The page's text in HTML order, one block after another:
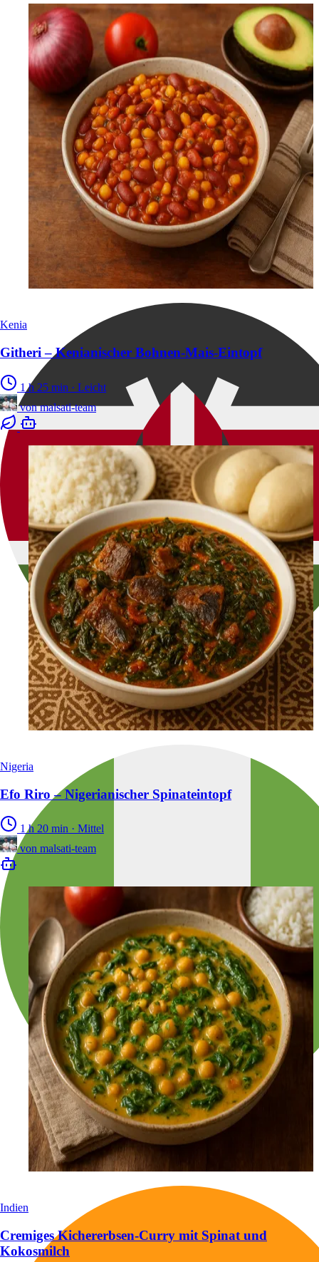
Kenia
Githeri – Kenianischer Bohnen-Mais-Eintopf
1 h 25 min · Leicht
von malsati-team
Nigeria
Efo Riro – Nigerianischer Spinateintopf
1 h 20 min · Mittel
von malsati-team
Indien
Cremiges Kichererbsen-Curry mit Spinat und
Kokosmilch